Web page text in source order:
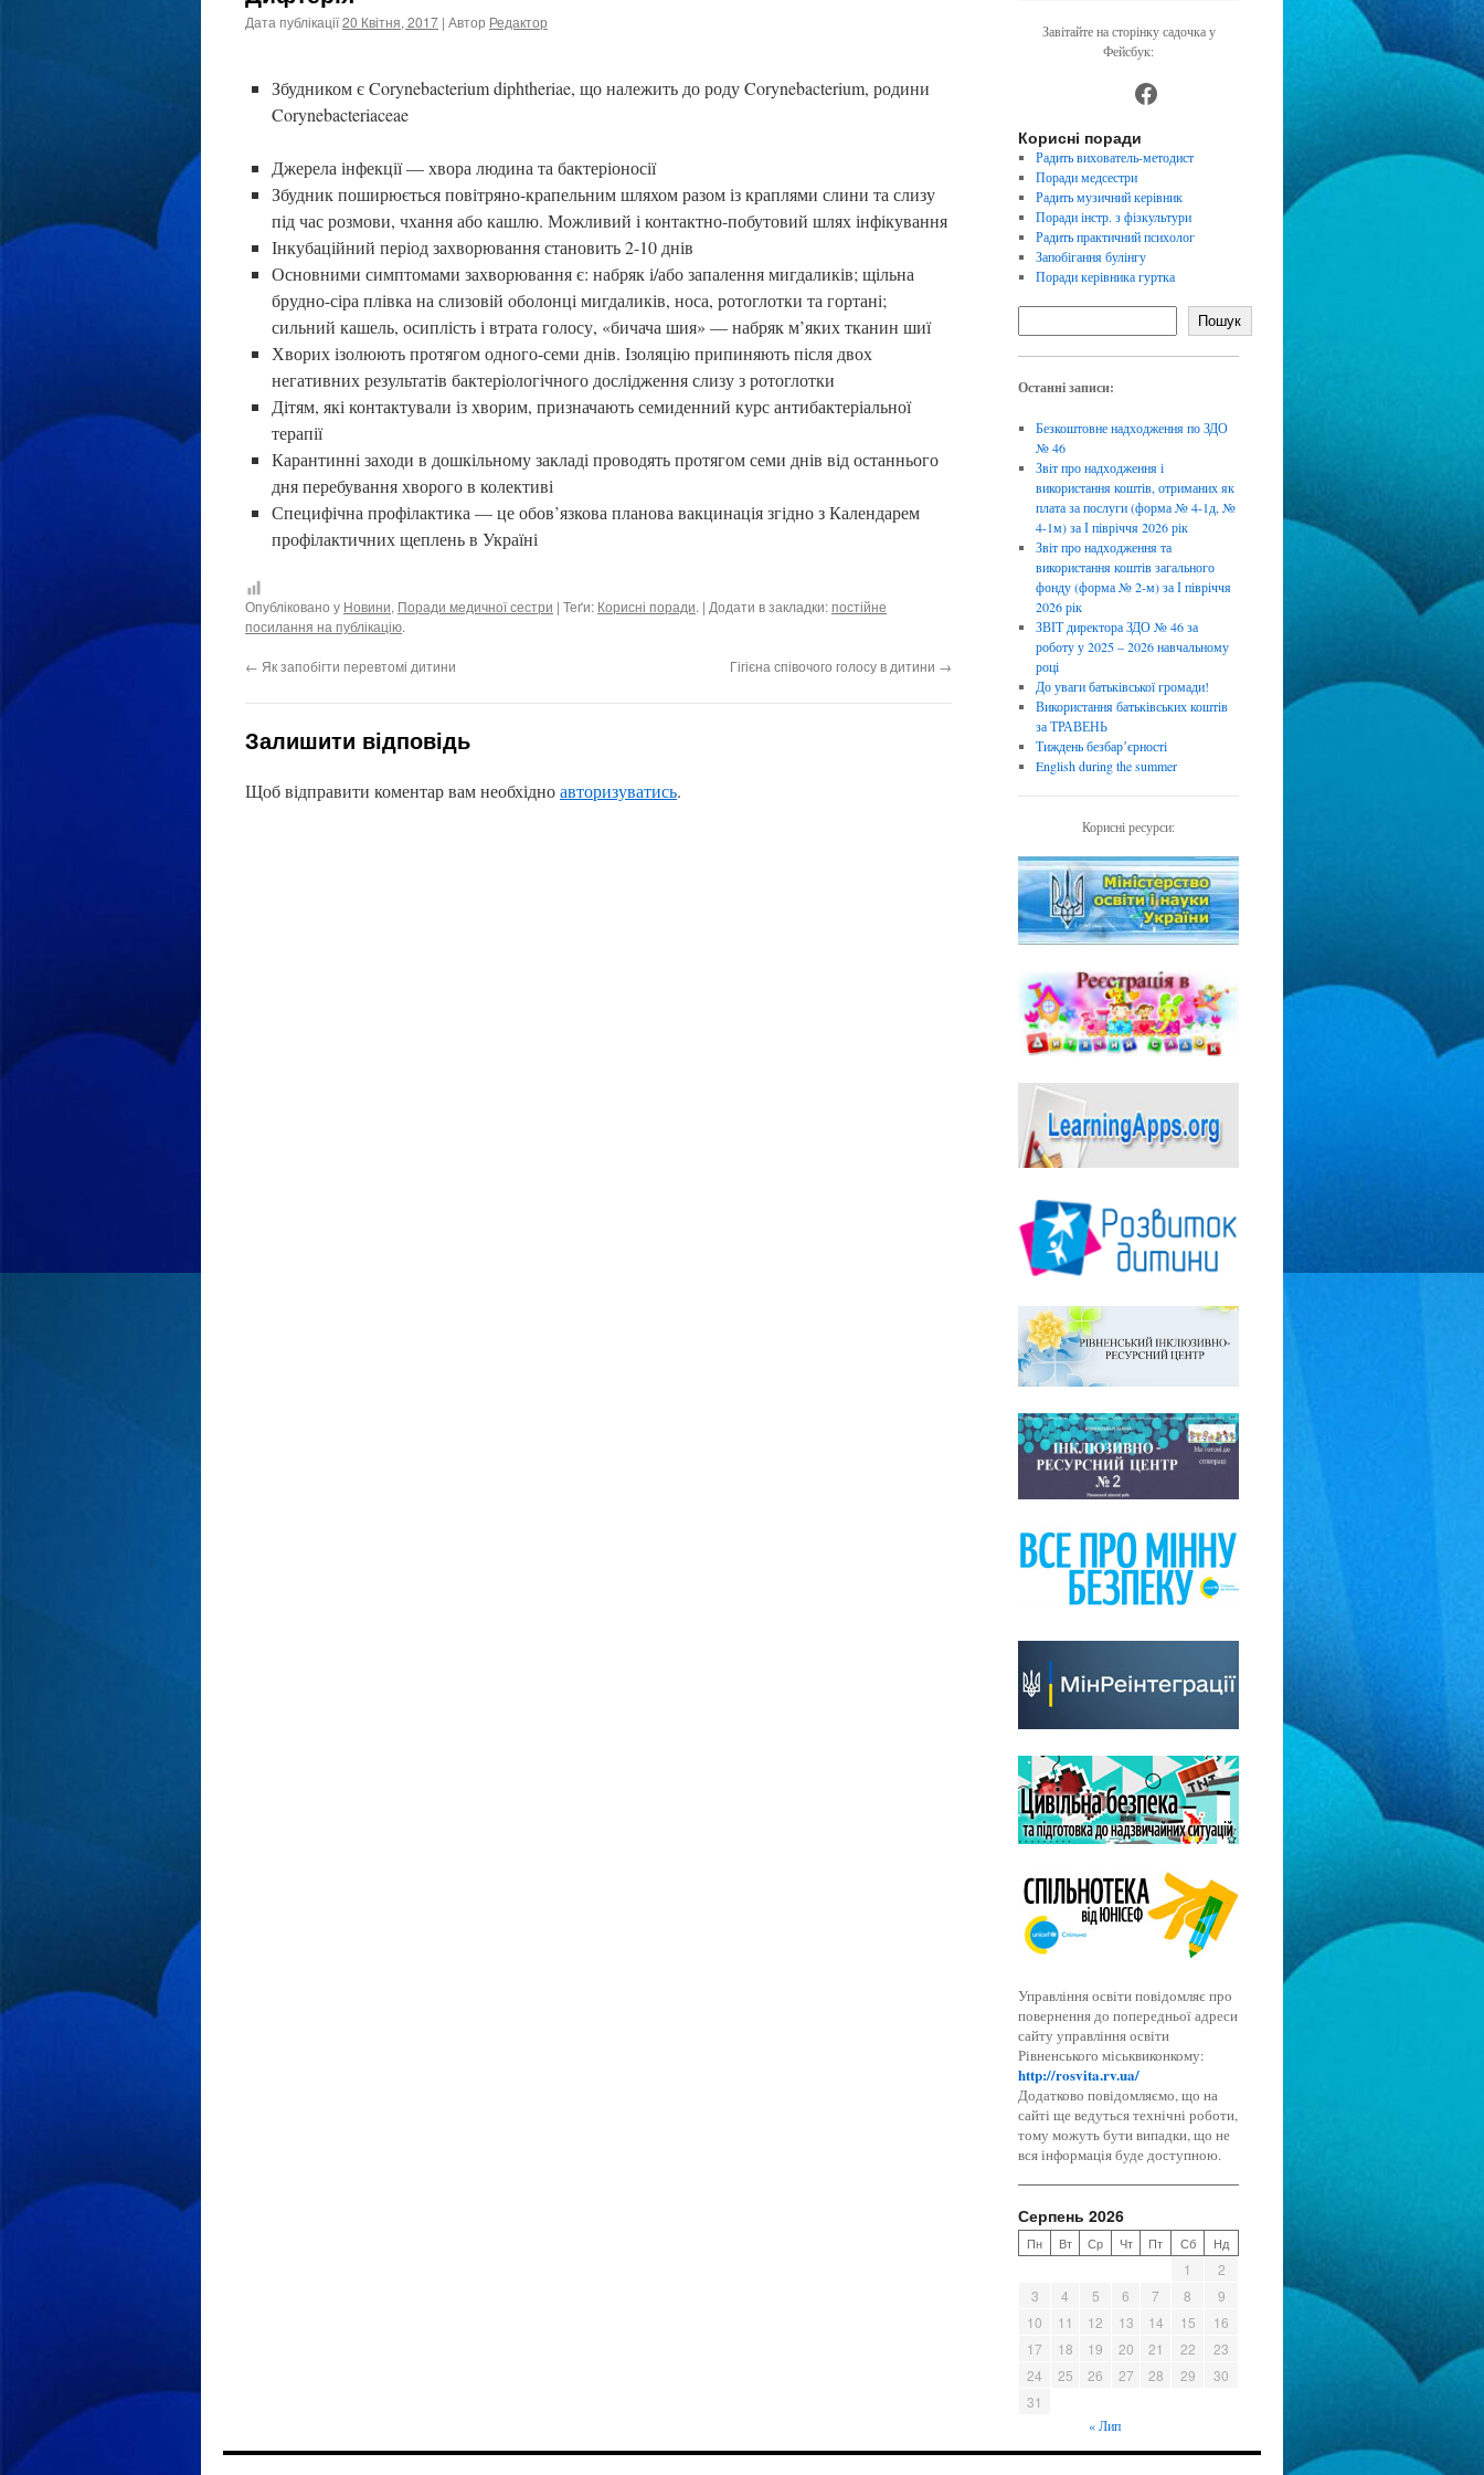
Дата публікації20 Квітня, 2017 | Автор Редактор
Збудником є Corynebacterium diphtheriae, що належить до роду Corynebacterium, родини
Corynebacteriaceae
Джерела інфекції — хвора людина та бактеріоносії
Збудник поширюється повітряно-крапельним шляхом разом із краплями слини та слизу
під час розмови, чхання або кашлю. Можливий і контактно-побутовий шлях інфікування
Інкубаційний період захворювання становить 2-10 днів
Основними симптомами захворювання є: набряк і/або запалення мигдаликів; щільна
брудно-сіра плівка на слизовій оболонці мигдаликів, носа, ротоглотки та гортані;
сильний кашель, осиплість і втрата голосу, «бичача шия» — набряк м’яких тканин шиї
Хворих ізолюють протягом одного-семи днів. Ізоляцію припиняють після двох
негативних результатів бактеріологічного дослідження слизу з ротоглотки
Дітям, які контактували із хворим, призначають семиденний курс антибактеріальної
терапії
Карантинні заходи в дошкільному закладі проводять протягом семи днів від останнього
дня перебування хворого в колективі
Специфічна профілактика — це обов’язкова планова вакцинація згідно з Календарем
профілактичних щеплень в Україні
Опубліковано у Новини, Поради медичної сестри | Теґи: Корисні поради. | Додати в закладки:постійне
посилання на публікацію.
← Як запобігти перевтомі дитини Гігієна співочого голосу в дитини →
Залишити відповідь
Щоб відправити коментар вам необхідноавторизуватись.
Завітайте на сторінку садочка у
Фейсбук:
https://www.facebook.com/
Корисні поради
Радить вихователь-методист
Поради медсестри
Радить музичний керівник
Поради інстр. з фізкультури
Радить практичний психолог
Запобігання булінгу
Поради керівника гуртка
Пошук
Останні записи:
Безкоштовне надходження по ЗДО
№ 46
Звіт про надходження і
використання коштів, отриманих як
плата за послуги (форма № 4-1д, №
4-1м) за І півріччя 2026 рік
Звіт про надходження та
використання коштів загального
фонду (форма № 2-м) за І півріччя
2026 рік
ЗВІТ директора ЗДО № 46 за
роботу у 2025 – 2026 навчальному
році
До уваги батьківської громади!
Використання батьківських коштів
за ТРАВЕНЬ
Тиждень безбарʼєрності
English during the summer
Корисні ресурси:
Управління освіти повідомляє про
повернення до попередньої адреси
сайту управління освіти
Рівненського міськвиконкому:
http://rosvita.rv.ua/
Додатково повідомляємо, що на
сайті ще ведуться технічні роботи,
тому можуть бути випадки, що не
вся інформація буде доступною.
Серпень 2026
Пн Вт Ср Чт Пт Сб Нд
1
2
3
4 5 6 7 8
9
10
11 12 13 14 15
16
17
18 19 20 21 22
23
24
25 26 27 28 29
30
31
« Лип